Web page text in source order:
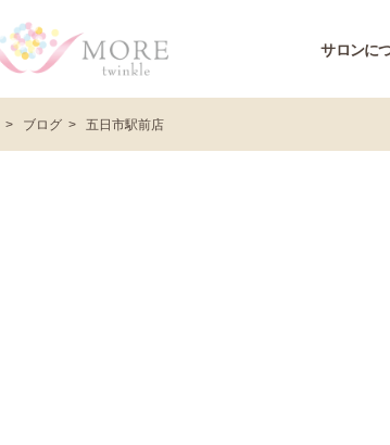
サロンに
ブログ 五日市駅前店